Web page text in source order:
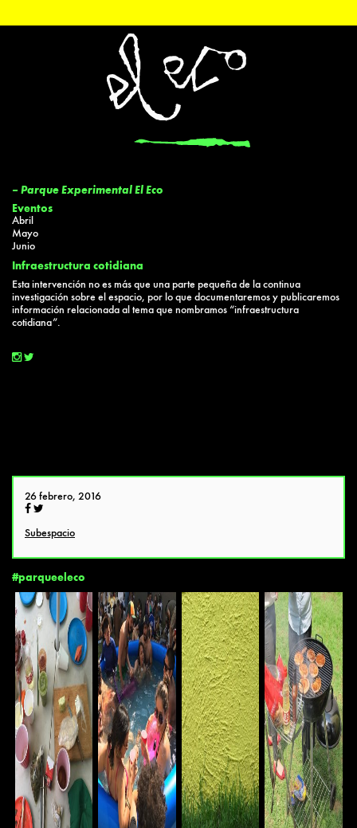
– Parque Experimental El Eco
Eventos
Abril
Mayo
Junio
Infraestructura cotidiana
Esta intervención no es más que una parte pequeña de la continua
investigación sobre el espacio, por lo que documentaremos y publicaremos
información relacionada al tema que nombramos “infraestructura
cotidiana”.
26 febrero, 2016
Subespacio
#parqueeleco